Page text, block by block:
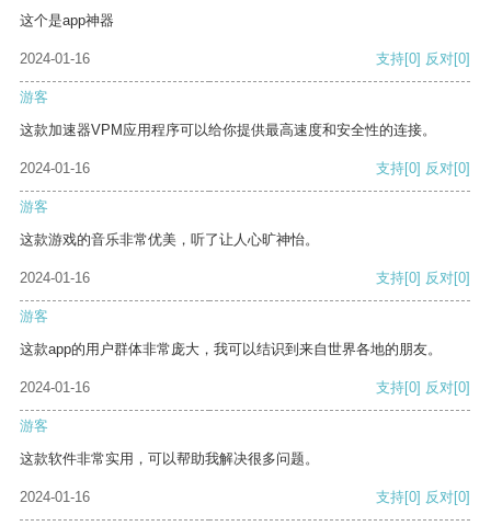
这个是app神器
2024-01-16 支持[0] 反对[0]
游客
这款加速器VPM应用程序可以给你提供最高速度和安全性的连接。
2024-01-16 支持[0] 反对[0]
游客
这款游戏的音乐非常优美，听了让人心旷神怡。
2024-01-16 支持[0] 反对[0]
游客
这款app的用户群体非常庞大，我可以结识到来自世界各地的朋友。
2024-01-16 支持[0] 反对[0]
游客
这款软件非常实用，可以帮助我解决很多问题。
2024-01-16 支持[0] 反对[0]